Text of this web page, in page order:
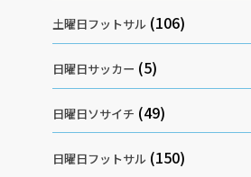
土曜日フットサル (106)
日曜日サッカー (5)
日曜日ソサイチ (49)
日曜日フットサル (150)